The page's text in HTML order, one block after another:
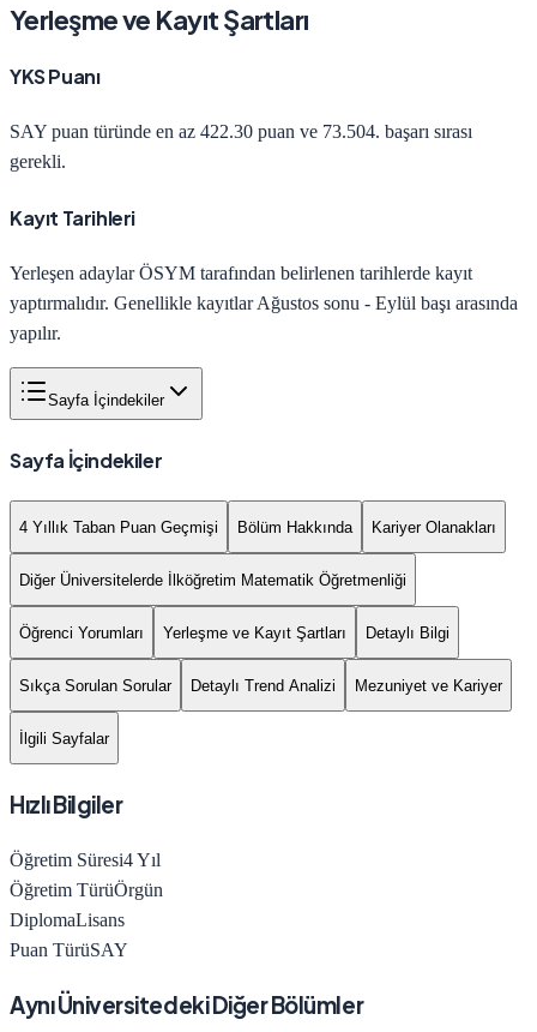
Yerleşme ve Kayıt Şartları
YKS Puanı
SAY puan türünde en az 422.30 puan ve 73.504. başarı sırası
gerekli.
Kayıt Tarihleri
Yerleşen adaylar ÖSYM tarafından belirlenen tarihlerde kayıt
yaptırmalıdır. Genellikle kayıtlar Ağustos sonu - Eylül başı arasında
yapılır.
Sayfa İçindekiler
Sayfa İçindekiler
4 Yıllık Taban Puan Geçmişi Bölüm Hakkında Kariyer Olanakları
Diğer Üniversitelerde İlköğretim Matematik Öğretmenliği
Öğrenci Yorumları Yerleşme ve Kayıt Şartları Detaylı Bilgi
Sıkça Sorulan Sorular Detaylı Trend Analizi Mezuniyet ve Kariyer
İlgili Sayfalar
Hızlı Bilgiler
Öğretim Süresi4Yıl
Öğretim TürüÖrgün
DiplomaLisans
Puan TürüSAY
Aynı Üniversitedeki Diğer Bölümler